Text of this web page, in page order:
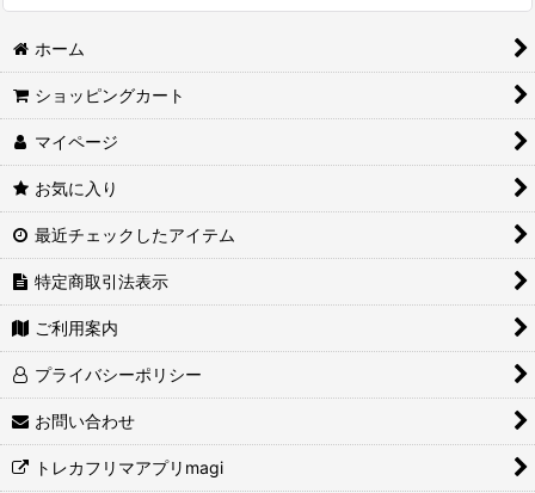
ホーム
ショッピングカート
マイページ
お気に入り
最近チェックしたアイテム
特定商取引法表示
ご利用案内
プライバシーポリシー
お問い合わせ
トレカフリマアプリmagi